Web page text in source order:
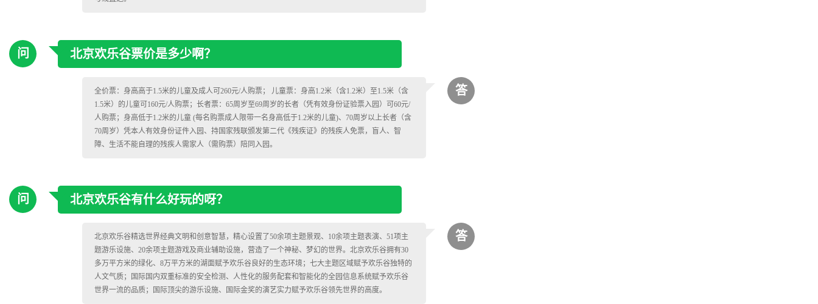
问 北京欢乐谷票价是多少啊？
答
全价票：身高高于1.5米的儿童及成人可260元/人购票； 儿童票：身高1.2米（含1.2米）至1.5米（含
1.5米）的儿童可160元/人购票；长者票：65周岁至69周岁的长者（凭有效身份证验票入园）可60元/
人购票；身高低于1.2米的儿童 (每名购票成人限带一名身高低于1.2米的儿童)、70周岁以上长者（含
70周岁）凭本人有效身份证件入园、持国家残联颁发第二代《残疾证》的残疾人免票，盲人、智
障、生活不能自理的残疾人需家人（需购票）陪同入园。
问 北京欢乐谷有什么好玩的呀？
答
北京欢乐谷精选世界经典文明和创意智慧，精心设置了50余项主题景观、10余项主题表演、51项主
题游乐设施、20余项主题游戏及商业辅助设施，营造了一个神秘、梦幻的世界。北京欢乐谷拥有30
多万平方米的绿化、8万平方米的湖面赋予欢乐谷良好的生态环境；七大主题区域赋予欢乐谷独特的
人文气质；国际国内双重标准的安全检测、人性化的服务配套和智能化的全园信息系统赋予欢乐谷
世界一流的品质；国际顶尖的游乐设施、国际金奖的演艺实力赋予欢乐谷领先世界的高度。